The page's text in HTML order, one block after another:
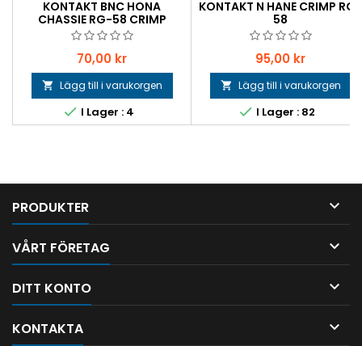
KONTAKT BNC HONA
CHASSIE RG-58 CRIMP
Pris
70,00 kr
 Lägg till i varukorgen
 I Lager : 4
KONTAKT N HANE CRIMP RG-
58
Pris
95,00 kr
 Lägg till i varukorgen
 I Lager : 82
PRODUKTER 
VÅRT FÖRETAG 
DITT KONTO 
KONTAKTA 